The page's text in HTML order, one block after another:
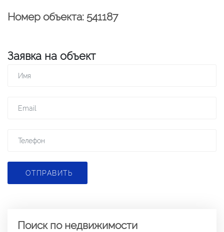
Номер объекта: 541187
Заявка на объект
ОТПРАВИТЬ
Поиск по недвижимости